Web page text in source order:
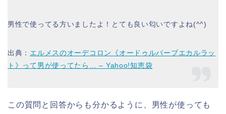
男性で使ってる方いましたよ！とても良い匂いですよね(^^)
出典： エルメスのオーデコロン《オードゥルバーブエカルラッ
ト》って男が使ってたら… – Yahoo!知恵袋
この質問と回答からも分かるように、男性が使っても